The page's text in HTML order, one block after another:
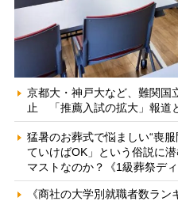
京都大・神戸大など、難関国
止 「推薦入試の拡大」報道
猛暑のお葬式で悩ましい“喪
ていけばOK」という俗説に
マストなのか？《1級葬祭デ
《商社の大学別就職者数ラ